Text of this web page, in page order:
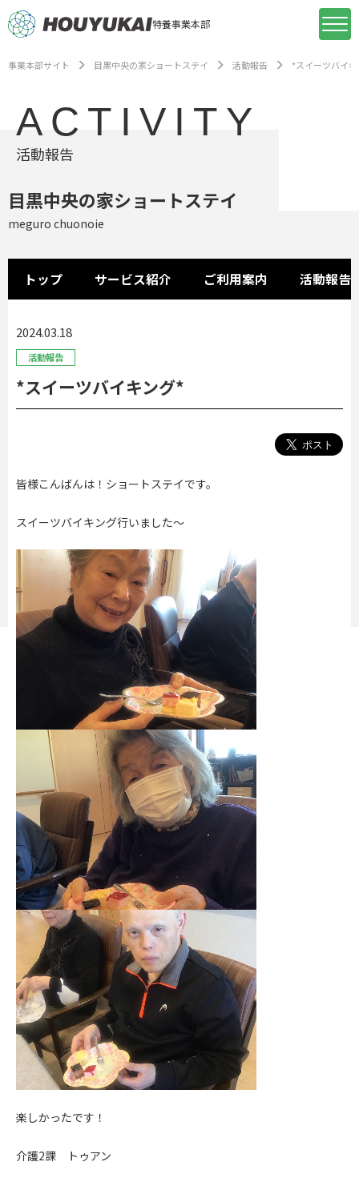
特養事業本部
事業本部サイト 目黒中央の家ショートステイ 活動報告 *スイーツバイ
ACTIVITY
活動報告
目黒中央の家ショートステイ
meguro chuonoie
トップ サービス紹介 ご利用案内 活動報告
2024.03.18
活動報告
*スイーツバイキング*
皆様こんばんは！ショートステイです。
スイーツバイキング行いました～
楽しかったです！
介護2課 トゥアン